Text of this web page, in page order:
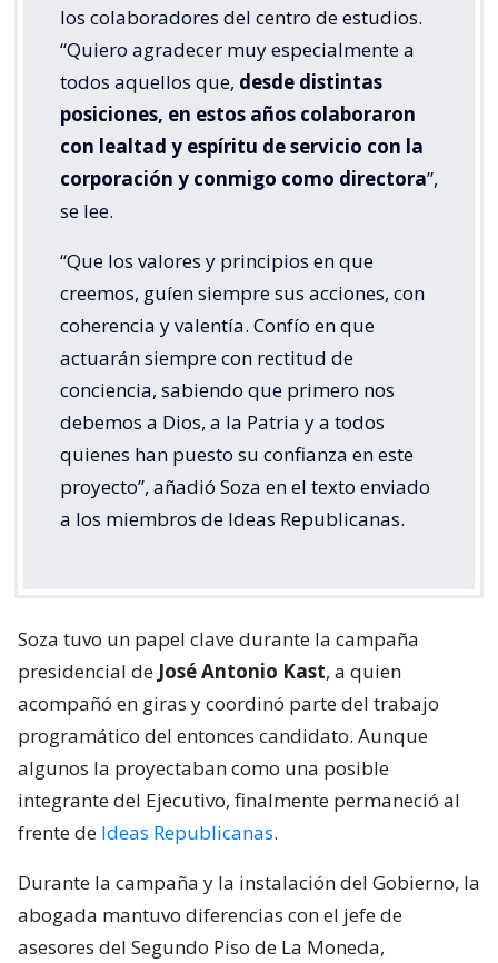
los colaboradores del centro de estudios.
“Quiero agradecer muy especialmente a
todos aquellos que, desde distintas
posiciones, en estos años colaboraron
con lealtad y espíritu de servicio con la
corporación y conmigo como directora”,
se lee.
“Que los valores y principios en que
creemos, guíen siempre sus acciones, con
coherencia y valentía. Confío en que
actuarán siempre con rectitud de
conciencia, sabiendo que primero nos
debemos a Dios, a la Patria y a todos
quienes han puesto su confianza en este
proyecto”, añadió Soza en el texto enviado
a los miembros de Ideas Republicanas.
Soza tuvo un papel clave durante la campaña
presidencial de José Antonio Kast, a quien
acompañó en giras y coordinó parte del trabajo
programático del entonces candidato. Aunque
algunos la proyectaban como una posible
integrante del Ejecutivo, finalmente permaneció al
frente de Ideas Republicanas.
Durante la campaña y la instalación del Gobierno, la
abogada mantuvo diferencias con el jefe de
asesores del Segundo Piso de La Moneda,